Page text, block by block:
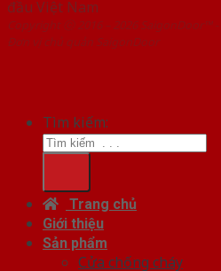
đầu Việt Nam
Copyright ⓒ 2016 – 2026 SaigonDoor™
Đơn vị chủ quản SaigonDoor
Tìm kiếm:
Trang chủ
Giới thiệu
Sản phẩm
Cửa chống cháy